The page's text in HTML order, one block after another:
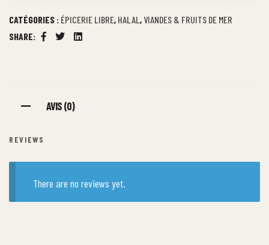
CATÉGORIES : ÉPICERIE LIBRE, HALAL, VIANDES & FRUITS DE MER
SHARE:
Facebook
TwitterLinkedin
AVIS (0)
REVIEWS
There are no reviews yet.